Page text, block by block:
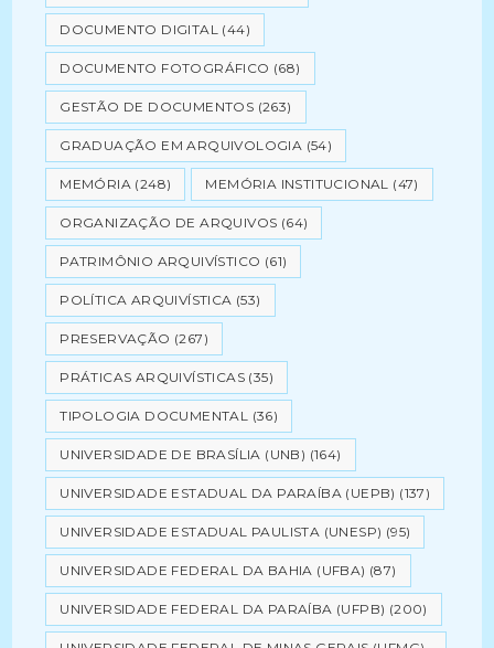
DOCUMENTO DIGITAL (44)
DOCUMENTO FOTOGRÁFICO (68)
GESTÃO DE DOCUMENTOS (263)
GRADUAÇÃO EM ARQUIVOLOGIA (54)
MEMÓRIA (248) MEMÓRIA INSTITUCIONAL (47)
ORGANIZAÇÃO DE ARQUIVOS (64)
PATRIMÔNIO ARQUIVÍSTICO (61)
POLÍTICA ARQUIVÍSTICA (53)
PRESERVAÇÃO (267)
PRÁTICAS ARQUIVÍSTICAS (35)
TIPOLOGIA DOCUMENTAL (36)
UNIVERSIDADE DE BRASÍLIA (UNB) (164)
UNIVERSIDADE ESTADUAL DA PARAÍBA (UEPB) (137)
UNIVERSIDADE ESTADUAL PAULISTA (UNESP) (95)
UNIVERSIDADE FEDERAL DA BAHIA (UFBA) (87)
UNIVERSIDADE FEDERAL DA PARAÍBA (UFPB) (200)